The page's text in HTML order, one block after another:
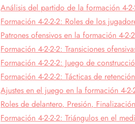
Análisis del partido de la formación 4-
Formación 4-2-2-2: Roles de los
Patrones ofensivos en la formación 4-
Formación 4-2-2-2: Transiciones
Formación 4-2-2-2: Juego de
Formación 4-2-2-2: Tácticas de
Ajustes en el juego en la formación 4-
Roles de delantero, Presión,
Formación 4-2-2-2: Triángulos en el